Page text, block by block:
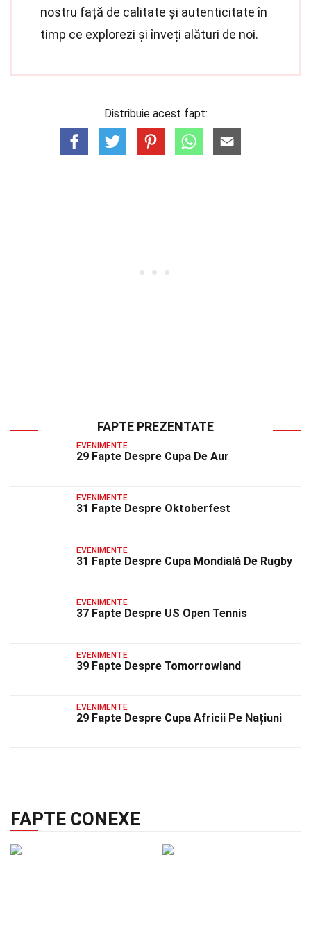
nostru față de calitate și autenticitate în
timp ce explorezi și înveți alături de noi.
Distribuie acest fapt:
FAPTE PREZENTATE
EVENIMENTE
29 Fapte Despre Cupa De Aur
EVENIMENTE
31 Fapte Despre Oktoberfest
EVENIMENTE
31 Fapte Despre Cupa Mondială De Rugby
EVENIMENTE
37 Fapte Despre US Open Tennis
EVENIMENTE
39 Fapte Despre Tomorrowland
EVENIMENTE
29 Fapte Despre Cupa Africii Pe Națiuni
FAPTE CONEXE